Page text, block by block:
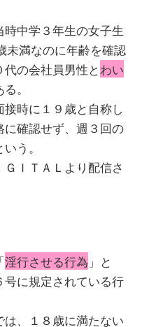
中学３年生の女子生
未満なのに年齢を確認
の会社員男性とわい
。
時に１９歳と自称し
確認せず、週３回の
う。
ＧＩＴＡＬより配信さ
淫行させる行為 」と
号に規定されている行
は、１８歳に満たない